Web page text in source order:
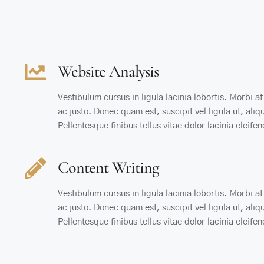
Website Analysis
Vestibulum cursus in ligula lacinia lobortis. Morbi
ac justo. Donec quam est, suscipit vel ligula ut,
Pellentesque finibus tellus vitae dolor lacinia
Content Writing
Vestibulum cursus in ligula lacinia lobortis. Morbi
ac justo. Donec quam est, suscipit vel ligula ut,
Pellentesque finibus tellus vitae dolor lacinia